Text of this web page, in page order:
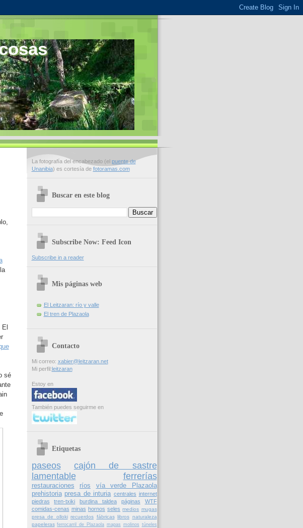
sé
La fotografía del encabezado (el puente de
Unanibia) es cortesía de fotoramas.com
Buscar en este blog
Subscribe Now: Feed Icon
Subscribe in a reader
Mis páginas web
El Leitzaran: río y valle
El tren de Plazaola
Contacto
Mi correo: xabier@leitzaran.net
Mi perfil: leitzaran
Estoy en
También puedes seguirme en
Etiquetas
paseos
cajón de sastre
lamentable
ferrerías
restauraciones ríos
vía verde Plazaola
prehistoria presa de inturia centrales internet
piedras
tren-txiki burdina taldea páginas
WTF
comidas-cenas minas hornos seles medios mugas
presa de olloki recuerdos fábricas libros naturaleza
papeleras ferrocarril de Plazaola mapas molinos túneles